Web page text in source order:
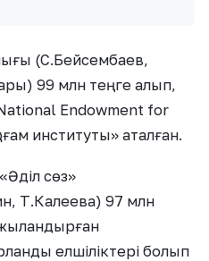
(С.Бейсембаев,
99 млн теңге алып,
Endowment for
институты» аталған.
«Әділ сөз»
Т.Калеева) 97 млн
елшіліктері болып